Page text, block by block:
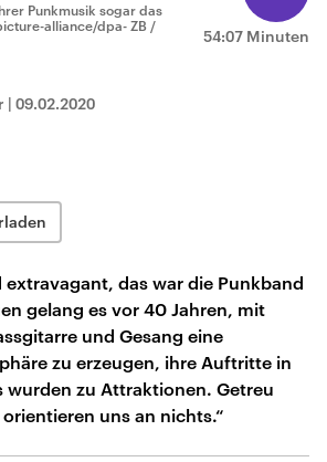
54:07 Minuten
Punkmusik sogar das
alliance/dpa- ZB /
| 09.02.2020
extravagant, das war die Punkband
gelang es vor 40 Jahren, mit
und Gesang eine
zu erzeugen, ihre Auftritte in
wurden zu Attraktionen. Getreu
uns an nichts.“